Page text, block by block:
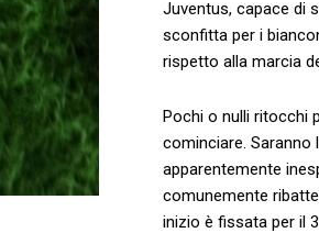
Juventus, capace di
sconfitta per i
rispetto alla marcia
Pochi o nulli ritocchi
cominciare. Saranno
apparentemente
comunemente
inizio è fissata per il